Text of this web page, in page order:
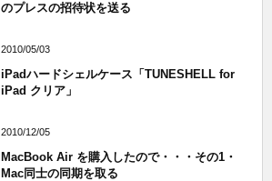
のプレスの招待状を送る
2010/05/03
iPadハードシェルケース「TUNESHELL for
iPad クリア」
2010/12/05
MacBook Air を購入したので・・・その1・
Mac同士の同期を取る